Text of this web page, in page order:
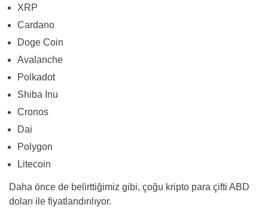
XRP
Cardano
Doge Coin
Avalanche
Polkadot
Shiba Inu
Cronos
Dai
Polygon
Litecoin
Daha önce de belirttiğimiz gibi, çoğu kripto para çifti ABD
doları ile fiyatlandırılıyor.